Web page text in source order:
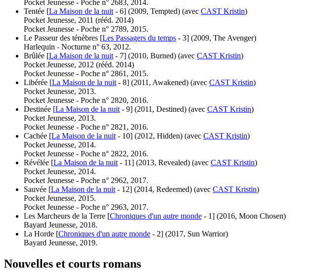
Pocket Jeunesse - Poche n° 2683, 2014.
Tentée [La Maison de la nuit - 6] (2009, Tempted) (avec CAST Kristin)
Pocket Jeunesse, 2011 (rééd. 2014)
Pocket Jeunesse - Poche n° 2789, 2015.
Le Passeur des ténèbres [Les Passagers du temps - 3] (2009, The Avenger)
Harlequin - Nocturne n° 63, 2012.
Brûlée [La Maison de la nuit - 7] (2010, Burned) (avec CAST Kristin)
Pocket Jeunesse, 2012 (rééd. 2014)
Pocket Jeunesse - Poche n° 2861, 2015.
Libérée [La Maison de la nuit - 8] (2011, Awakened) (avec CAST Kristin)
Pocket Jeunesse, 2013.
Pocket Jeunesse - Poche n° 2820, 2016.
Destinée [La Maison de la nuit - 9] (2011, Destined) (avec CAST Kristin)
Pocket Jeunesse, 2013.
Pocket Jeunesse - Poche n° 2821, 2016.
Cachée [La Maison de la nuit - 10] (2012, Hidden) (avec CAST Kristin)
Pocket Jeunesse, 2014.
Pocket Jeunesse - Poche n° 2822, 2016.
Révélée [La Maison de la nuit - 11] (2013, Revealed) (avec CAST Kristin)
Pocket Jeunesse, 2014.
Pocket Jeunesse - Poche n° 2962, 2017.
Sauvée [La Maison de la nuit - 12] (2014, Redeemed) (avec CAST Kristin)
Pocket Jeunesse, 2015.
Pocket Jeunesse - Poche n° 2963, 2017.
Les Marcheurs de la Terre [Chroniques d'un autre monde - 1] (2016, Moon Chosen)
Bayard Jeunesse, 2018.
La Horde [Chroniques d'un autre monde - 2] (2017, Sun Warrior)
Bayard Jeunesse, 2019.
Nouvelles et courts romans